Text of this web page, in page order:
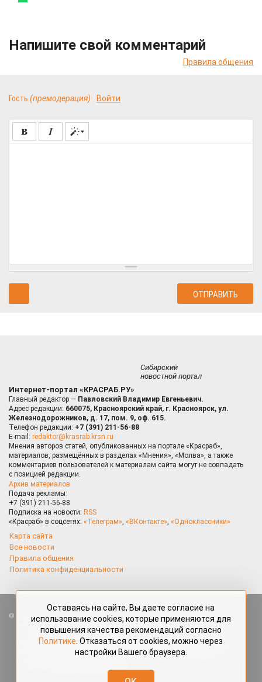
Напишите свой комментарий
Правила общения
Гость (премодерация) Войти
Сибирский
новостной портал
Интернет-портал «КРАСРАБ.РУ»
Главный редактор — Павловский Владимир Евгеньевич.
Адрес редакции: 660075, Красноярский край, г. Красноярск, ул.
Железнодорожников, д. 17, пом. 9, оф. 615.
Телефон редакции: +7 (391) 211-56-88
E-mail: redaktor@krasrab.krsn.ru
Мнения авторов статей, опубликованных на портале «Красраб»,
материалов, размещённых в разделах «Мнения», «Молва», а также
комментариев пользователей к материалам сайта могут не совпадать
с позицией редакции.
Архив материалов
Подача рекламы:
+7 (391) 211-56-88
Подписка на новости: RSS
«Красраб» в соцсетях: «Телеграм», «ВКонтакте», «Одноклассники»
Карта сайта
Все новости
Правила общения
Политика конфиденциальности
Все права защищены. Любые материалы, размещённые на портале
«Красраб.ру» сотрудниками редакции, нештатными авторами
и читателями, являются объектами авторского права. Полное или
частичное использование материалов, размещённых на портале
«Красраб.ру», допускается только с письменного согласия редакции
redaktor@krasrab.krsn.ru.
Оставаясь на сайте, Вы даете согласие на
использование cookies, которые применяются для
повышения качества рекомендаций согласно
Политике . Отказаться от cookies, можно через
настройки Вашего браузера.